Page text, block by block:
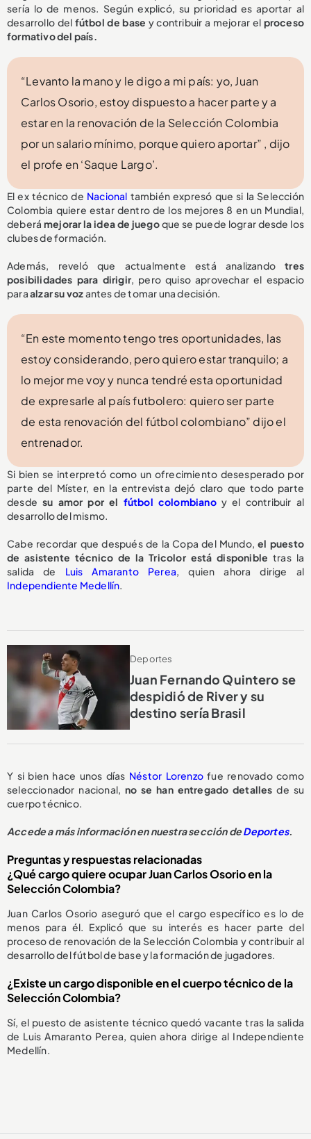
sería lo de menos. Según explicó, su prioridad es aportar al
desarrollo del fútbol de base y contribuir a mejorar el proceso
formativo del país.
“Levanto la mano y le digo a mi país: yo, Juan
Carlos Osorio, estoy dispuesto a hacer parte y a
estar en la renovación de la Selección Colombia
por un salario mínimo, porque quiero aportar” , dijo
el profe en ‘Saque Largo’.
El ex técnico de Nacional también expresó que si la Selección
Colombia quiere estar dentro de los mejores 8 en un Mundial,
deberá mejorar la idea de juegoque se puede lograr desde los
clubes de formación.
Además, reveló que actualmente está analizandotres
posibilidades para dirigir, pero quiso aprovechar el espacio
paraalzar su vozantes de tomar una decisión.
“En este momento tengo tres oportunidades, las
estoy considerando, pero quiero estar tranquilo; a
lo mejor me voy y nunca tendré esta oportunidad
de expresarle al país futbolero: quiero ser parte
de esta renovación del fútbol colombiano” dijo el
entrenador.
Si bien se interpretó como un ofrecimiento desesperado por
parte del Míster, en la entrevista dejó claro que todo parte
desdesu amor por el fútbol colombianoy el contribuir al
desarrollo del mismo.
Cabe recordar que después de la Copa del Mundo,el puesto
de asistente técnico de la Tricolorestá disponible tras la
salida de Luis Amaranto Perea, quien ahora dirige al
Independiente Medellín.
Deportes
Juan Fernando Quintero se
despidió de River y su
destino sería Brasil
Y si bien hace unos días Néstor Lorenzofue renovado como
seleccionador nacional, no se han entregado detalles de su
cuerpo técnico.
Accede a más información en nuestra sección deDeportes.
Preguntas y respuestas relacionadas
¿Qué cargo quiere ocupar Juan Carlos Osorio en la
Selección Colombia?
Juan Carlos Osorio aseguró que el cargo específico es lo de
menos para él. Explicó que su interés es hacer parte del
proceso de renovación de la Selección Colombia y contribuir al
desarrollo del fútbol de base y la formación de jugadores.
¿Existe un cargo disponible en el cuerpo técnico de la
Selección Colombia?
Sí, el puesto de asistente técnico quedó vacante tras la salida
de Luis Amaranto Perea, quien ahora dirige al Independiente
Medellín.